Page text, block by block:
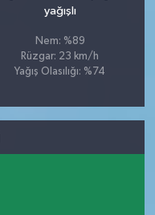
yağışlı
Nem: %89
Rüzgar: 23 km/h
Yağış Olasılığı: %74